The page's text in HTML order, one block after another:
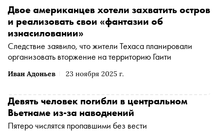
Иван Адоньев 23 ноября 2025 г.
Двое американцев хотели захватить остров
и реализовать свои «фантазии об
изнасиловании»
Следствие заявило, что жители Техаса планировали
организовать вторжение на территорию Гаити
Девять человек погибли в центральном
Вьетнаме из-за наводнений
Пятеро числятся пропавшими без вести